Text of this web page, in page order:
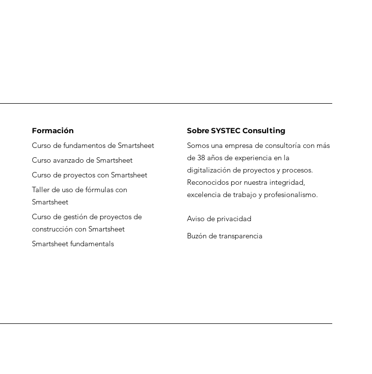
Formación
Curso de fundamentos de Smartsheet
Curso avanzado de Smartsheet
Curso de proyectos con Smartsheet
Taller de uso de fórmulas con
Smartsheet
Curso de gestión de proyectos de
construcción con Smartsheet
Smartsheet fundamentals
Sobre SYSTEC Consulting
Somos una empresa de consultoría con más
de 38 años de experiencia en la
digitalización de proyectos y procesos.
Reconocidos por nuestra integridad,
excelencia de trabajo y profesionalismo.
Aviso de privacidad
Buzón de transparencia